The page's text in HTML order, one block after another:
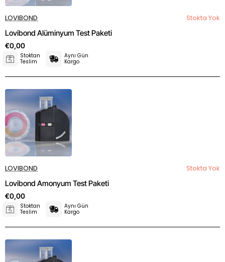
LOVIBOND
Stokta Yok
Lovibond Alüminyum Test Paketi
€0,00
Stoktan
Teslim
Aynı Gün
Kargo
LOVIBOND
Stokta Yok
Lovibond Amonyum Test Paketi
€0,00
Stoktan
Teslim
Aynı Gün
Kargo